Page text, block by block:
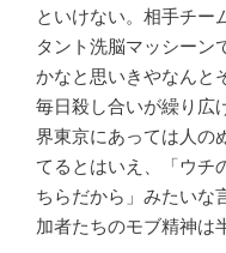
といけない。相手チー
タント洗脳マッシーン
かなと思いきやなんと
毎日殺し合いが繰り広
界東京にあっては人の
てるとはいえ、「ウチ
ちらだから」みたいな
加者たちのモブ精神は